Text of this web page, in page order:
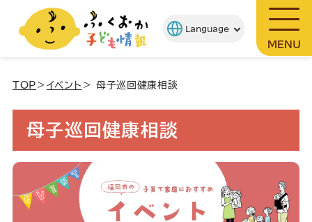
MENU
TOP ＞ イベント ＞ 母子巡回健康相談
母子巡回健康相談